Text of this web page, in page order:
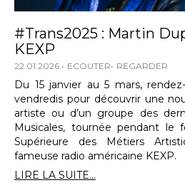
#Trans2025 : Martin
KEXP
22.01.2026 ECOUTER REGARDER
Du 15 janvier au 5 mars,
vendredis pour découvrir une
artiste ou d’un groupe des
Musicales, tournée pendant le
Supérieure des Métiers
fameuse radio américaine KEXP.
LIRE LA SUITE...